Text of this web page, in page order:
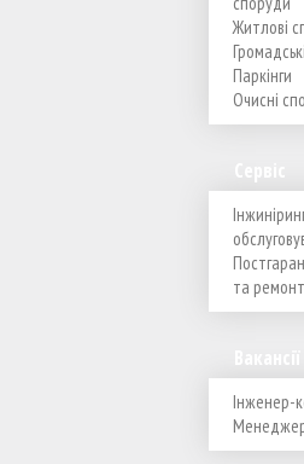
Житлові
Паркінги
Очисні
та ремонт
Інженер-